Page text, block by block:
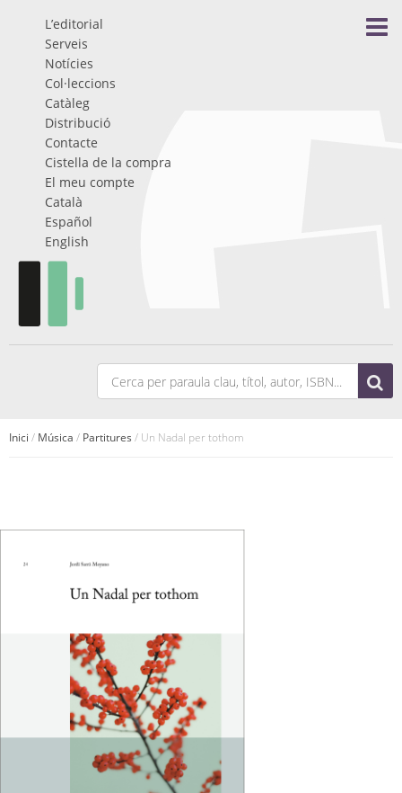
L’editorial
Serveis
Notícies
Col·leccions
Catàleg
Distribució
Contacte
Cistella de la compra
El meu compte
Català
Español
English
Inici / Música / Partitures / Un Nadal per tothom